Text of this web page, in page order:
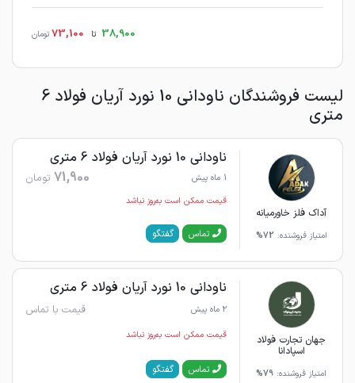
38,900 تا 73,100 تومان
لیست فروشندگان ناودانی 10 نورد آریان فولاد 6
متری
آداک فلز خاورمیانه
امتیاز فروشنده: 72%
ناودانی 10 نورد آریان فولاد 6 متری
1 ماه پیش 71,900 تومان
قیمت ممکن است به‌روز نباشد
تماس گفتگو
جهان تجارت فولاد
اسپادانا
امتیاز فروشنده: 79%
ناودانی 10 نورد آریان فولاد 6 متری
2 ماه پیش قیمت با تماس
قیمت ممکن است به‌روز نباشد
تماس گفتگو